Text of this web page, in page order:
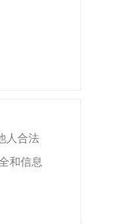
人合法
和信息